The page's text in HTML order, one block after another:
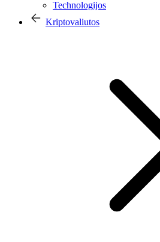
Technologijos
Kriptovaliutos